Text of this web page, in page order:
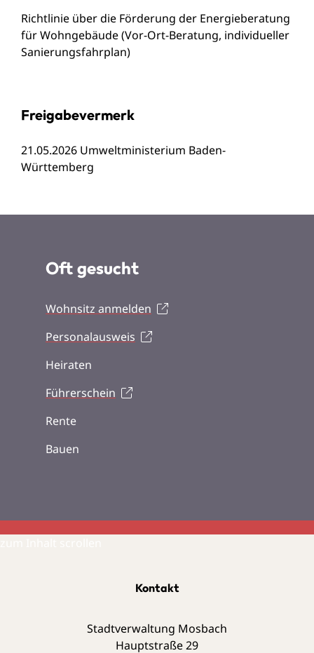
Richtlinie über die Förderung der Energieberatung
für Wohngebäude (Vor-Ort-Beratung, individueller
Sanierungsfahrplan)
Freigabevermerk
21.05.2026 Umweltministerium Baden-
Württemberg
Oft gesucht
Wohnsitz anmelden
Personalausweis
Heiraten
Führerschein
Rente
Bauen
Kontakt
Stadtverwaltung Mosbach
Hauptstraße 29